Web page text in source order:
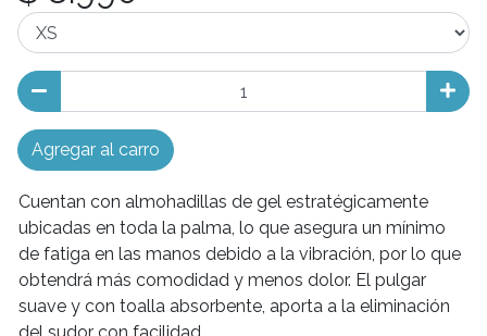
Agregar al carro
Cuentan con almohadillas de gel estratégicamente
ubicadas en toda la palma, lo que asegura un mínimo
de fatiga en las manos debido a la vibración, por lo que
obtendrá más comodidad y menos dolor. El pulgar
suave y con toalla absorbente, aporta a la eliminación